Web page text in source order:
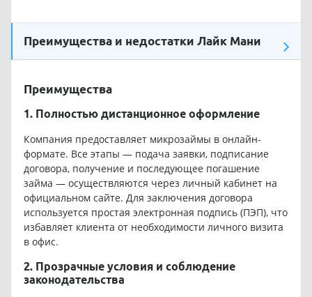
Преимущества и недостатки Лайк Мани
Преимущества
1. Полностью дистанционное оформление
Компания предоставляет микрозаймы в онлайн-
формате. Все этапы — подача заявки, подписание
договора, получение и последующее погашение
займа — осуществляются через личный кабинет на
официальном сайте. Для заключения договора
используется простая электронная подпись (ПЭП), что
избавляет клиента от необходимости личного визита
в офис.
2. Прозрачные условия и соблюдение
законодательства